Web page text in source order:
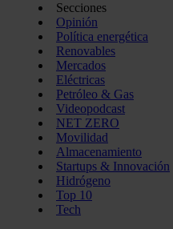
Secciones
Opinión
Política energética
Renovables
Mercados
Eléctricas
Petróleo & Gas
Videopodcast
NET ZERO
Movilidad
Almacenamiento
Startups & Innovación
Hidrógeno
Top 10
Tech